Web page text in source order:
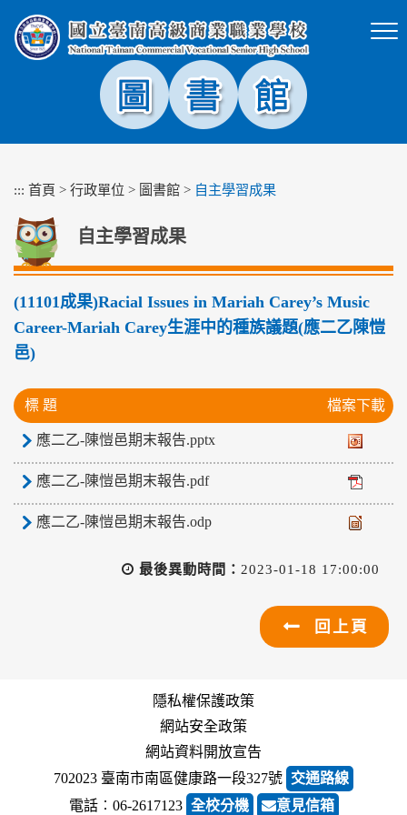
塊
::: 首頁 > 行政單位 > 圖書館 > 自主學習成果
自主學習成果
(11101成果)Racial Issues in Mariah Carey’s Music
Career-Mariah Carey生涯中的種族議題(應二乙陳愷
邑)
標 題 檔案下載
應二乙-陳愷邑期末報告.pptx
應二乙-陳愷邑期末報告.pdf
應二乙-陳愷邑期末報告.odp
最後異動時間： 2023-01-18 17:00:00
回上頁
隱私權保護政策
網站安全政策
網站資料開放宣告
702023 臺南市南區健康路一段327號 交通路線
電話︰06-2617123 全校分機 意見信箱